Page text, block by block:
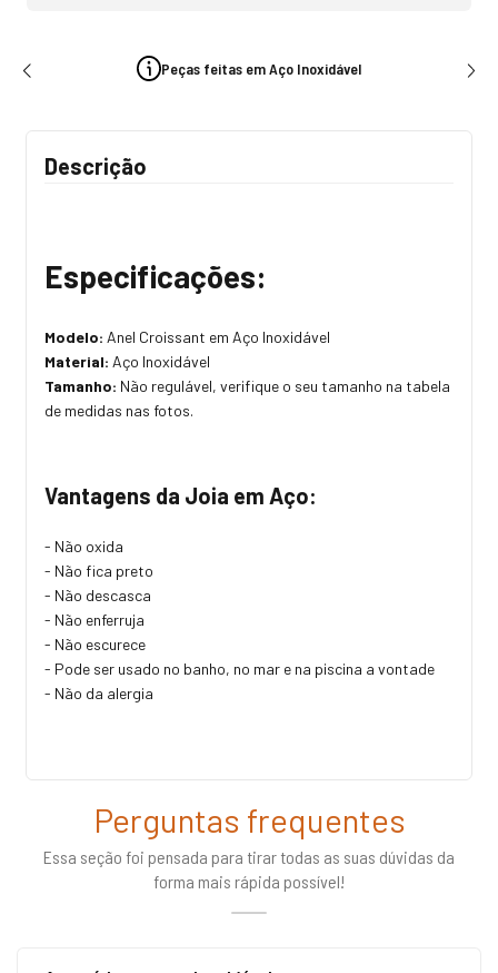
Peças feitas em Aço Inoxidável
Descrição
Especificações:
Modelo: Anel Croissant em Aço Inoxidável
Material: Aço Inoxidável
Tamanho: Não regulável, verifique o seu tamanho na tabela
de medidas nas fotos.
Vantagens da Joia em Aço:
- Não oxida
- Não fica preto
- Não descasca
- Não enferruja
- Não escurece
- Pode ser usado no banho, no mar e na piscina a vontade
- Não da alergia
Perguntas frequentes
Essa seção foi pensada para tirar todas as suas dúvidas da
forma mais rápida possível!